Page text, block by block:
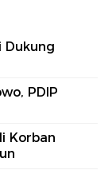
Dukung
PDIP
Korban